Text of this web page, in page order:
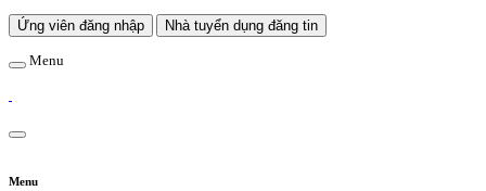
Ứng viên đăng nhập Nhà tuyển dụng đăng tin
Menu
Menu